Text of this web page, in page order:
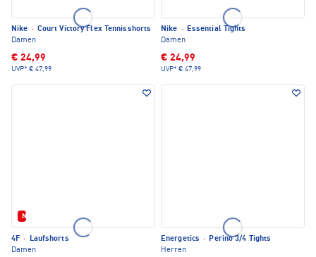
Nike · Court Victory Flex Tennisshorts
Damen
€ 24,99
UVP* € 47,99
Nike · Essential Tights
Damen
€ 24,99
UVP* € 47,99
Neu
4F ·
Laufshorts
Damen
Energetics · Perino 3/4 Tights
Herren